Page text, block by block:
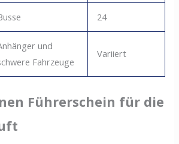
24
und
Fahrzeuge
Variiert
Führerschein für die